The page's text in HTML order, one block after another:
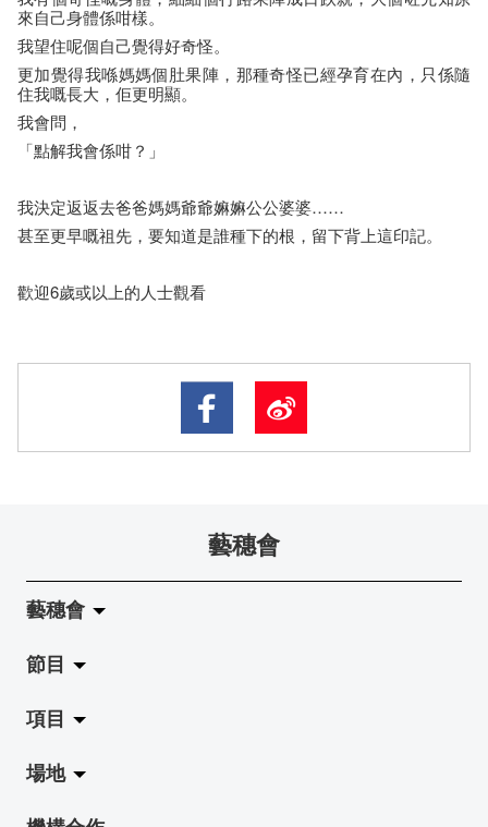
來自己身體係咁樣。
我望住呢個自己覺得好奇怪。
更加覺得我喺媽媽個肚果陣，那種奇怪已經孕育在內，只係隨
住我嘅長大，佢更明顯。
我會問，
「點解我會係咁？」
我決定返返去爸爸媽媽爺爺嫲嫲公公婆婆……
甚至更早嘅祖先，要知道是誰種下的根，留下背上這印記。
歡迎6歲或以上的人士觀看
藝穗會
藝穗會
關於藝穗會
藝穗會的演化
使命與宗旨
節目
拉闊
展覽
項目
Jazz-Go-Central, Jazz-Go-Fringe
場地